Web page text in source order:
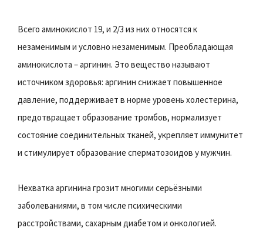
Всего аминокислот 19, и 2/3 из них относятся к
незаменимым и условно незаменимым. Преобладающая
аминокислота – аргинин. Это вещество называют
источником здоровья: аргинин снижает повышенное
давление, поддерживает в норме уровень холестерина,
предотвращает образование тромбов, нормализует
состояние соединительных тканей, укрепляет иммунитет
и стимулирует образование сперматозоидов у мужчин.
Нехватка аргинина грозит многими серьёзными
заболеваниями, в том числе психическими
расстройствами, сахарным диабетом и онкологией.